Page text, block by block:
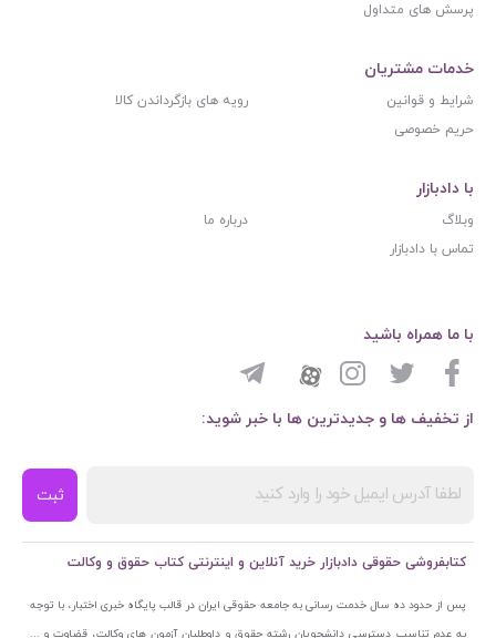
پرسش های متداول
خدمات مشتریان
شرایط و قوانین
رویه های بازگرداندن کالا
حریم خصوصی
با دادبازار
وبلاگ
درباره ما
تماس با دادبازار
از تخفیف ها و جدیدترین ها با خبر شوید:
ثبت
با ما همراه باشید
کتابفروشی حقوقی دادبازار خرید آنلاین و اینترنتی کتاب حقوق و وکالت
پس از حدود ده سال خدمت رسانی به جامعه حقوقی ایران در قالب پایگاه خبری اختبار، با توجه
به عدم تناسب دسترسی دانشجویان رشته حقوق و داوطلبان آزمون های وکالت، قضاوت و ...